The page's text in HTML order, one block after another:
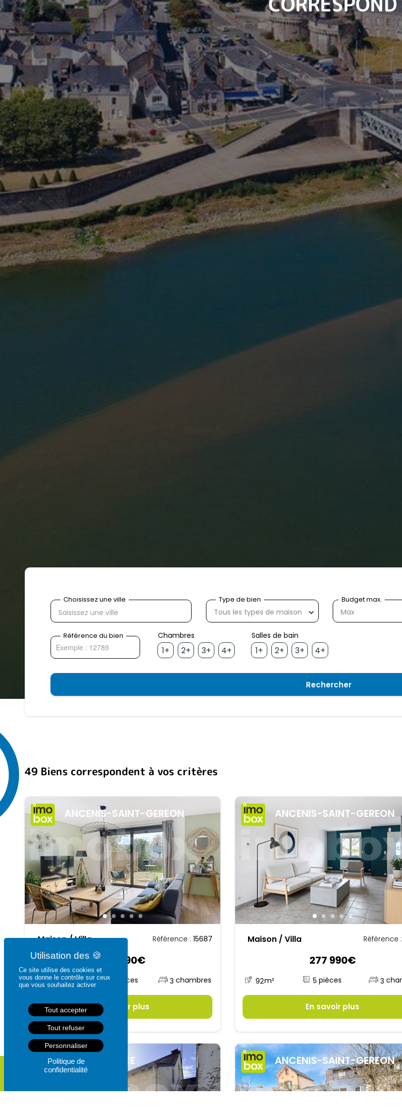
Max
Tous les types de maison
1+ 2+ 3+ 4+ 1+ 2+ 3+ 4+
Rechercher
49 Biens correspondent à vos critères
ANCENIS-SAINT-GEREON
Maison / Villa Référence : 15687
329 990€
129.64m² 6 3
En savoir plus
ANCENIS-SAINT-GEREON
Maison / Villa Référence :
277 990€
92m² 5 3
En savoir plus
LOIREAUXENCE ANCENIS-SAINT-GEREON
Ce site utilise des cookies et
vous donne le contrôle sur ceux
que vous souhaitez activer
Tout accepter
Tout refuser
Personnaliser
Politique de
confidentialité